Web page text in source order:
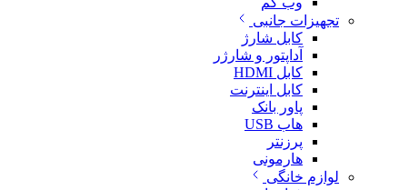
تجهیزات جانبی
کابل شارژ
آداپتور و شارژر
کابل HDMI
کابل اینترنت
پاور بانک
هاب USB
پرزنتر
هارمونی
لوازم خانگی